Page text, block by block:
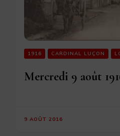
1916 CARDINAL LUÇON
Mercredi 9 août
9 AOÛT 2016